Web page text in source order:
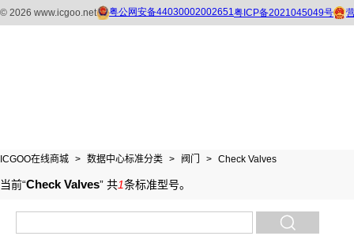
ICGOO在线商城 > 数据中心标准分类 > 阀门 > Check Valves
当前“Check Valves” 共1条标准型号。